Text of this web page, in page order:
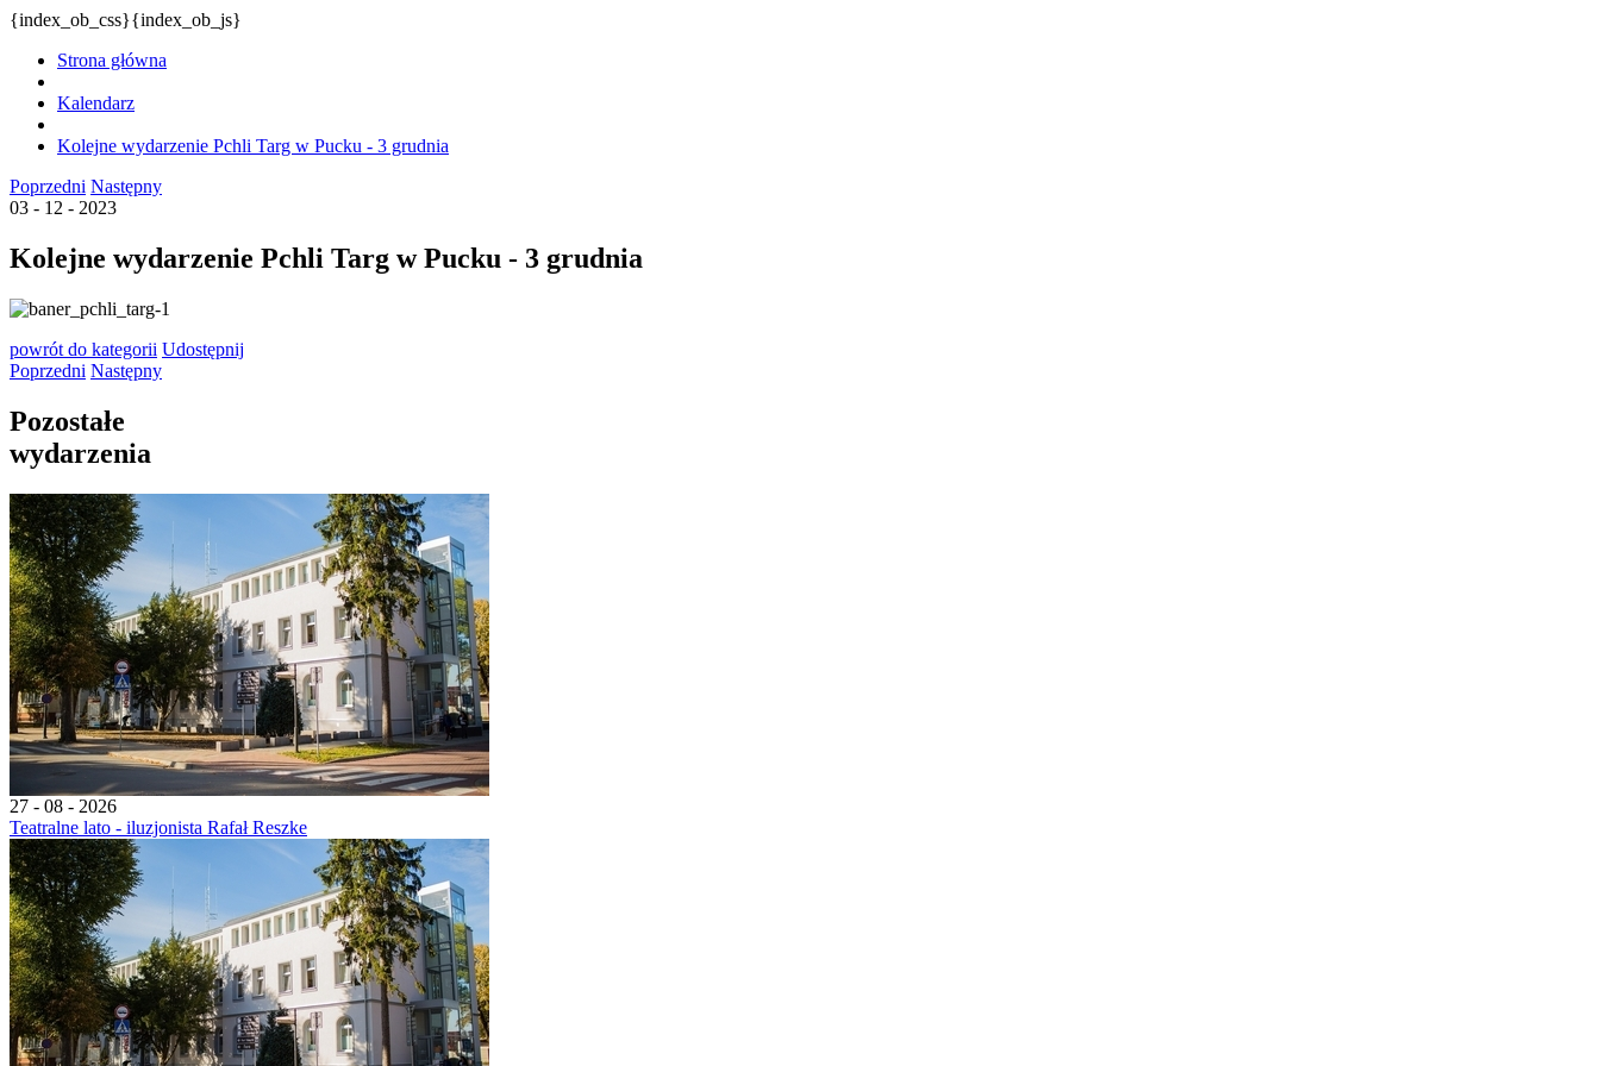
{index_ob_css}{index_ob_js}
Strona główna
Kalendarz
Kolejne wydarzenie Pchli Targ w Pucku - 3 grudnia
Poprzedni Następny
03 - 12 - 2023
Kolejne wydarzenie Pchli Targ w Pucku - 3 grudnia
powrót do kategorii Udostępnij
Poprzedni Następny
Pozostałe
wydarzenia
27 - 08 - 2026
Teatralne lato - iluzjonista Rafał Reszke